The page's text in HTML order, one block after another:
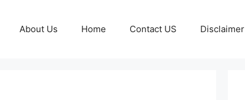
About Us Home Contact US Disclaimer